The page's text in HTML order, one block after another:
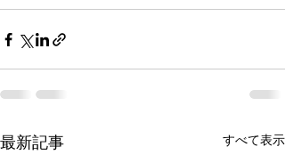
最新記事 すべて表示